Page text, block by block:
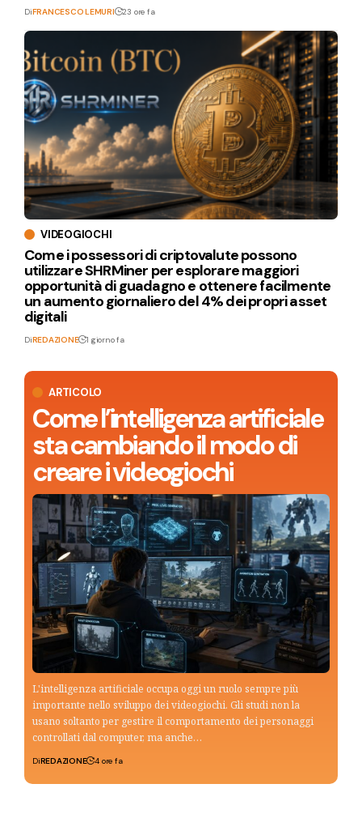
ARTICOLO
Come l’intelligenza artificiale
sta cambiando il modo di
creare i videogiochi
L'intelligenza artificiale occupa oggi un ruolo sempre più
importante nello sviluppo dei videogiochi. Gli studi non la
usano soltanto per gestire il comportamento dei personaggi
controllati dal computer, ma anche…
DiREDAZIONE 4 ore fa
DiFRANCESCO LEMURI 23 ore fa
VIDEOGIOCHI
Come i possessori di criptovalute possono
utilizzare SHRMiner per esplorare maggiori
opportunità di guadagno e ottenere facilmente
un aumento giornaliero del 4% dei propri asset
digitali
DiREDAZIONE 1 giorno fa